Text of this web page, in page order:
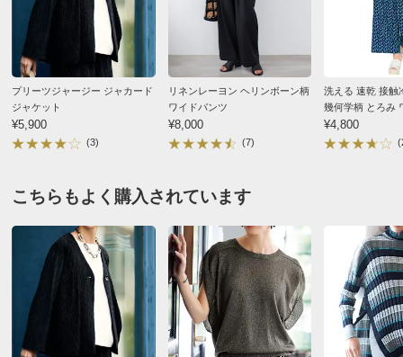
ヒップ（適応） 87～95
わたり幅 34.5 35.5
また下丈 68
脇総丈 98 99
サイズ表記について（ファッション）
商品の特徴
手洗い
弱い手洗い出来ます。（洗濯機は使用できません）
プリーツジャージー ジャカード
ジャケット
¥5,900
(3)
リネンレーヨン ヘリンボーン柄
ワイドパンツ
¥8,000
(7)
洗える 速乾 接触
幾何学柄 とろみ
¥4,800
こちらもよく購入されています